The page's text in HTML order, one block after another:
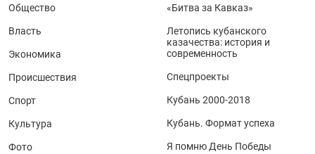
Общество
Власть
Экономика
Происшествия
Спорт
Культура
Фото
«Битва за Кавказ»
Летопись кубанского
казачества: история и
современность
Спецпроекты
Кубань 2000-2018
Кубань. Формат успеха
Я помню День Победы